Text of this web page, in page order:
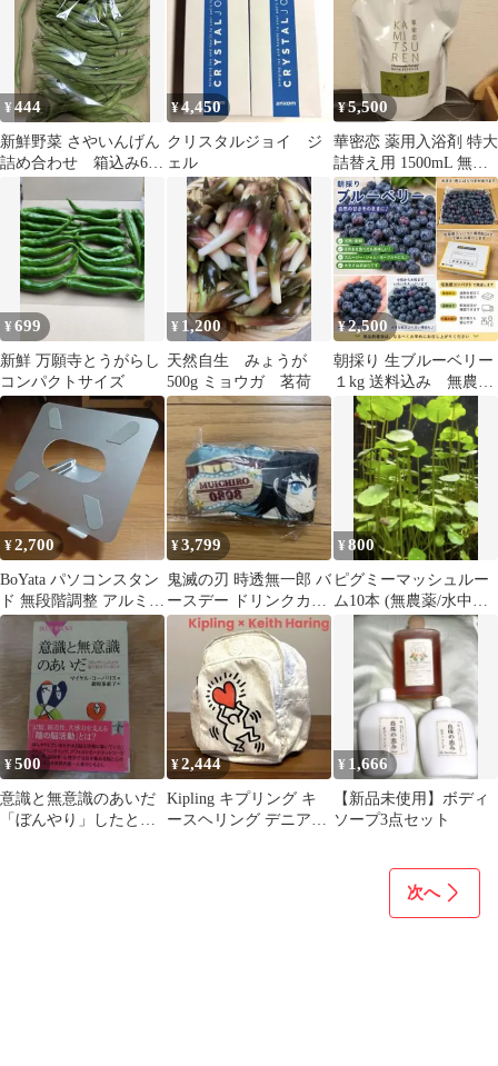
¥444
新鮮野菜 さやいんげん
詰め合わせ 箱込み600
グラム 規格外いんげ
¥4,450
クリスタルジョイ ジ
ェル
¥5,500
華密恋 薬用入浴剤 特大
詰替え用 1500mL 無添
加 オーガニック
¥699
新鮮 万願寺とうがらし
コンパクトサイズ
¥ 1,200
天然自生 みょうが
500g ミョウガ 茗荷
¥2,500
朝採り 生ブルーベリー
１kg 送料込み 無農
薬 宅急便コンパク
ト 常温
¥2,700
BoYata パソコンスタン
ド 無段階調整 アルミニ
ウム合金 17インチ以下
¥3,799
鬼滅の刃 時透無一郎 バ
ースデー ドリンクカッ
プホルダー 2026 誕生祭
¥800
ピグミーマッシュルー
ム10本 (無農薬/水中葉)
【ランナー付き】
¥500
意識と無意識のあいだ
「ぼんやり」したとき
¥2,444
Kipling キプリング キ
ースヘリング デニアミ
¥ 1,666
【新品未使用】ボディ
ソープ3点セット
次へ